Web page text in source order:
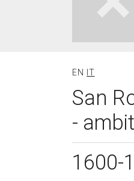
EN IT
San
-
1600-